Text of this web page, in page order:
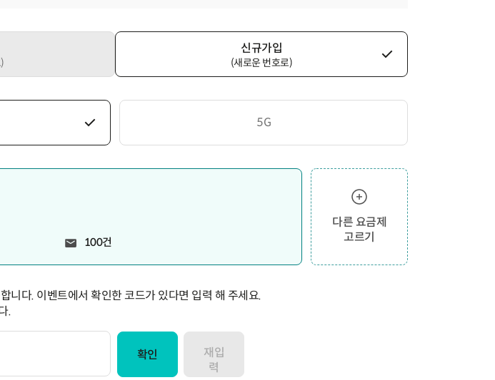
신규가입
(새로운 번호로)
5G
100건
다른 요금제
고르기
니다. 이벤트에서 확인한 코드가 있다면 입력 해 주세요.
.
확인
재입
력